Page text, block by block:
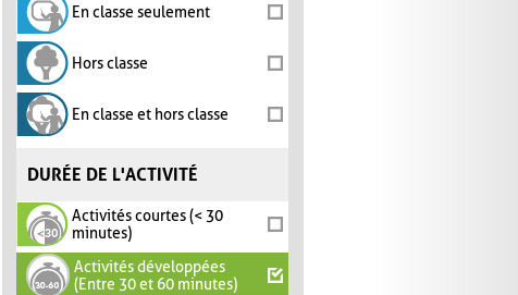
En classe seulement
Hors classe
En classe et hors classe
DURÉE DE L'ACTIVITÉ
Activités courtes (< 30
minutes)
Activités développées
(Entre 30 et 60 minutes)